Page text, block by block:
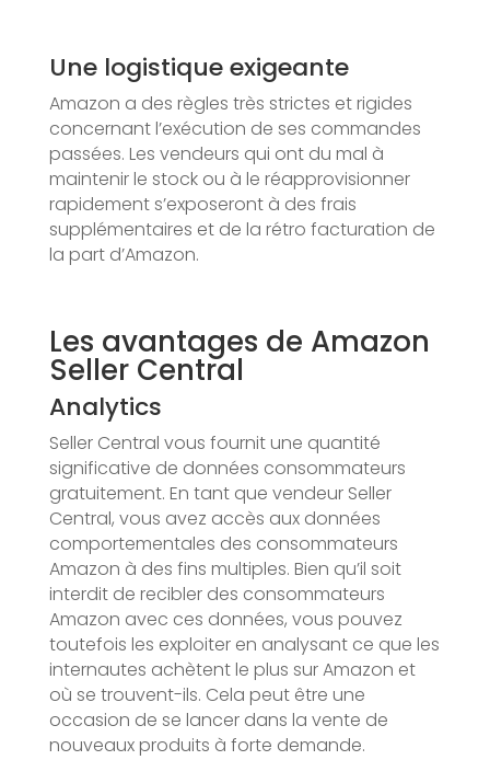
Une logistique exigeante
Amazon a des règles très strictes et rigides
concernant l’exécution de ses commandes
passées. Les vendeurs qui ont du mal à
maintenir le stock ou à le réapprovisionner
rapidement s’exposeront à des frais
supplémentaires et de la rétro facturation de
la part d’Amazon.
Les avantages de Amazon
Seller Central
Analytics
Seller Central vous fournit une quantité
significative de données consommateurs
gratuitement. En tant que vendeur Seller
Central, vous avez accès aux données
comportementales des consommateurs
Amazon à des fins multiples. Bien qu’il soit
interdit de recibler des consommateurs
Amazon avec ces données, vous pouvez
toutefois les exploiter en analysant ce que les
internautes achètent le plus sur Amazon et
où se trouvent-ils. Cela peut être une
occasion de se lancer dans la vente de
nouveaux produits à forte demande.